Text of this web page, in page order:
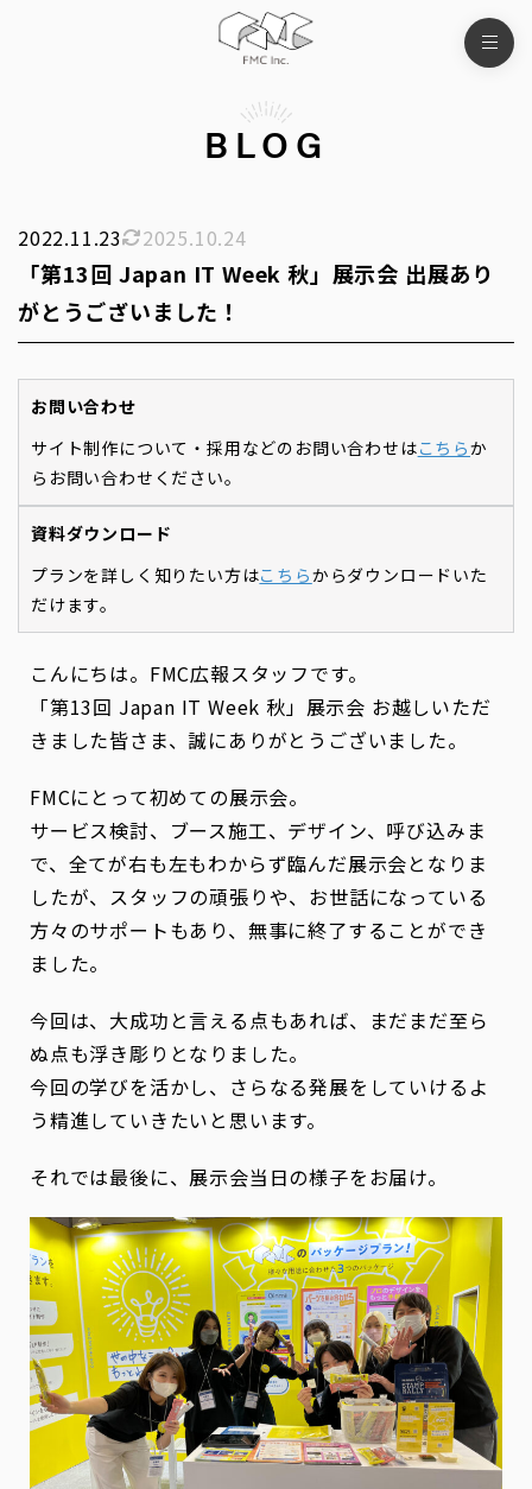
BLOG
2022.11.23 2025.10.24
「第13回 Japan IT Week 秋」展示会 出展あり
がとうございました！
お問い合わせ
サイト制作について・採用などのお問い合わせはこちらか
らお問い合わせください。
資料ダウンロード
プランを詳しく知りたい方はこちらからダウンロードいた
だけます。
こんにちは。FMC広報スタッフです。
「第13回 Japan IT Week 秋」展示会 お越しいただ
きました皆さま、誠にありがとうございました。
FMCにとって初めての展示会。
サービス検討、ブース施工、デザイン、呼び込みま
で、全てが右も左もわからず臨んだ展示会となりま
したが、スタッフの頑張りや、お世話になっている
方々のサポートもあり、無事に終了することができ
ました。
今回は、大成功と言える点もあれば、まだまだ至ら
ぬ点も浮き彫りとなりました。
今回の学びを活かし、さらなる発展をしていけるよ
う精進していきたいと思います。
それでは最後に、展示会当日の様子をお届け。